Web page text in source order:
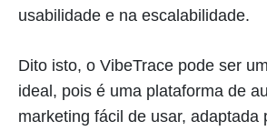
usabilidade e na escalabilidade.
Dito isto, o VibeTrace pode ser
ideal, pois é uma plataforma de
marketing fácil de usar, adaptada